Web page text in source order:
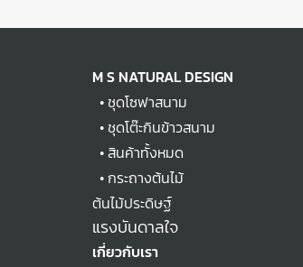
M S NATURAL DESIGN
•ชุดโซฟาสนาม
•ชุดโต๊ะกินข้าวสนาม
•สินค้าทั้งหมด
•กระถางต้นไม้
ต้นไม้ประดิษฐ์
แรงบันดาลใจ
เกี่ยวกับเรา